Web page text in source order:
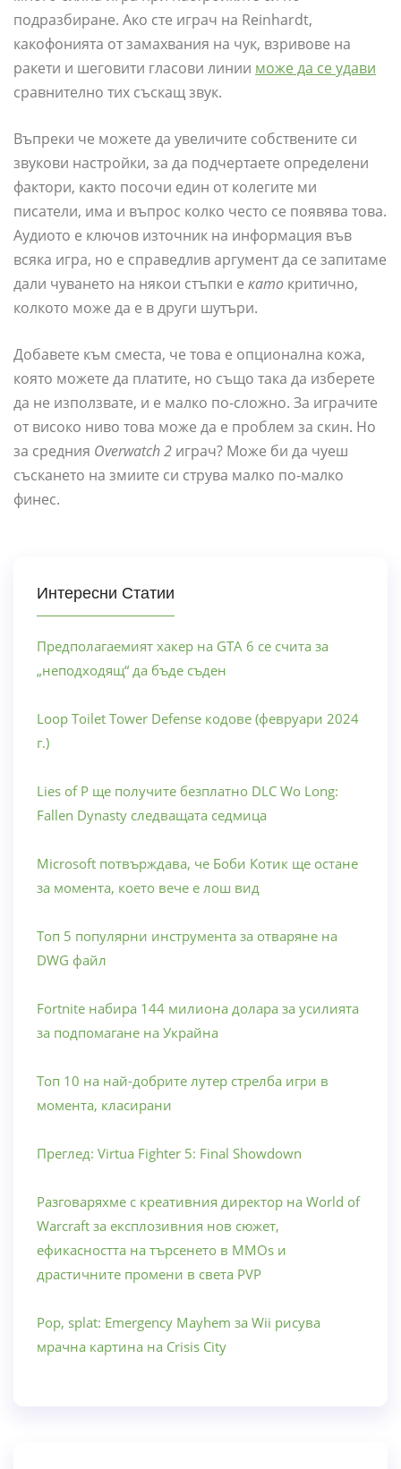
подразбиране. Ако сте играч на Reinhardt,
какофонията от замахвания на чук, взривове на
ракети и шеговити гласови линии може да се удави
сравнително тих съскащ звук.
Въпреки че можете да увеличите собствените си
звукови настройки, за да подчертаете определени
фактори, както посочи един от колегите ми
писатели, има и въпрос колко често се появява това.
Аудиото е ключов източник на информация във
всяка игра, но е справедлив аргумент да се запитаме
дали чуването на някои стъпки е като критично,
колкото може да е в други шутъри.
Добавете към сместа, че това е опционална кожа,
която можете да платите, но също така да изберете
да не използвате, и е малко по-сложно. За играчите
от високо ниво това може да е проблем за скин. Но
за средния Overwatch 2 играч? Може би да чуеш
съскането на змиите си струва малко по-малко
финес.
Интересни Статии
Предполагаемият хакер на GTA 6 се счита за
„неподходящ“ да бъде съден
Loop Toilet Tower Defense кодове (февруари 2024
г.)
Lies of P ще получите безплатно DLC Wo Long:
Fallen Dynasty следващата седмица
Microsoft потвърждава, че Боби Котик ще остане
за момента, което вече е лош вид
Топ 5 популярни инструмента за отваряне на
DWG файл
Fortnite набира 144 милиона долара за усилията
за подпомагане на Украйна
Топ 10 на най-добрите лутер стрелба игри в
момента, класирани
Преглед: Virtua Fighter 5: Final Showdown
Разговаряхме с креативния директор на World of
Warcraft за експлозивния нов сюжет,
ефикасността на търсенето в MMOs и
драстичните промени в света PVP
Pop, splat: Emergency Mayhem за Wii рисува
мрачна картина на Crisis City